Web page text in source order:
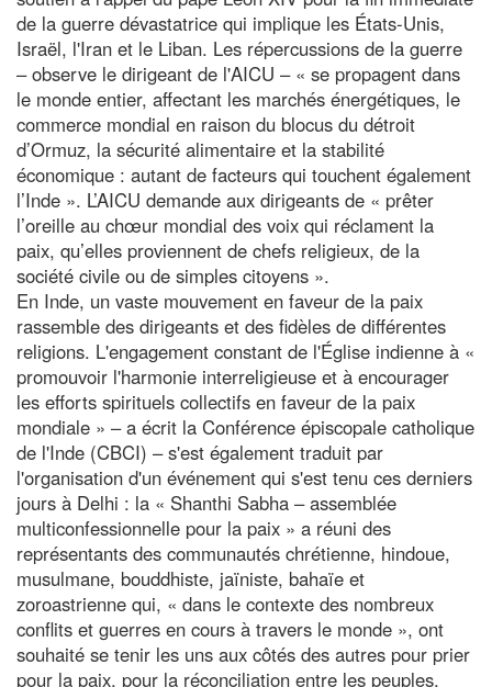
de la guerre dévastatrice qui implique les États-Unis,
Israël, l'Iran et le Liban. Les répercussions de la guerre
– observe le dirigeant de l'AICU – « se propagent dans
le monde entier, affectant les marchés énergétiques, le
commerce mondial en raison du blocus du détroit
d’Ormuz, la sécurité alimentaire et la stabilité
économique : autant de facteurs qui touchent également
l’Inde ». L’AICU demande aux dirigeants de « prêter
l’oreille au chœur mondial des voix qui réclament la
paix, qu’elles proviennent de chefs religieux, de la
société civile ou de simples citoyens ».
En Inde, un vaste mouvement en faveur de la paix
rassemble des dirigeants et des fidèles de différentes
religions. L'engagement constant de l'Église indienne à «
promouvoir l'harmonie interreligieuse et à encourager
les efforts spirituels collectifs en faveur de la paix
mondiale » – a écrit la Conférence épiscopale catholique
de l'Inde (CBCI) – s'est également traduit par
l'organisation d'un événement qui s'est tenu ces derniers
jours à Delhi : la « Shanthi Sabha – assemblée
multiconfessionnelle pour la paix » a réuni des
représentants des communautés chrétienne, hindoue,
musulmane, bouddhiste, jaïniste, bahaïe et
zoroastrienne qui, « dans le contexte des nombreux
conflits et guerres en cours à travers le monde », ont
souhaité se tenir les uns aux côtés des autres pour prier
pour la paix, pour la réconciliation entre les peuples,